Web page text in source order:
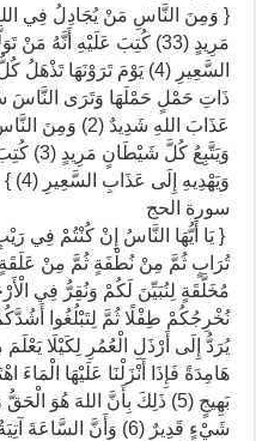
{ وَمِنَ النَّاسِ مَنْ يُجَادِلُ فِي
مَرِيدٍ (33) كُتِبَ عَلَيْهِ أَنَّهُ
السَّعِيرِ (4) يَوْمَ
ذَاتِ حَمْلٍ حَمْلَهَا وَتَرَى
عَذَابَ اللهِ
وَيَتَّبِعُ
وَيَهْدِيهِ إِلَى عَذَابِ السَّعِيرِ (4) }
سورة الحج
{ يَا أَيُّهَا النَّاسُ إِنْ كُنْتُمْ فِي
تُرَابٍ ثُمَّ مِنْ نُطْفَةٍ ثُمَّ مِنْ
مُخَلَّقَةٍ لِنُبَيِّنَ لَكُمْ وَنُقِرُّ فِي
نُخْرِجُكُمْ طِفْلًا ثُمَّ لِتَبْلُغُوا
يُرَدُّ إِلَى أَرْذَلِ الْعُمُرِ لِكَيْلَا
هَامِدَةً فَإِذَا أَنْزَلْنَا عَلَيْهَا
بَهِيجٍ (5) ذَلِكَ بِأَنَّ اللهَ هُوَ
شَيْءٍ قَدِيرٌ (6) وَأَنَّ